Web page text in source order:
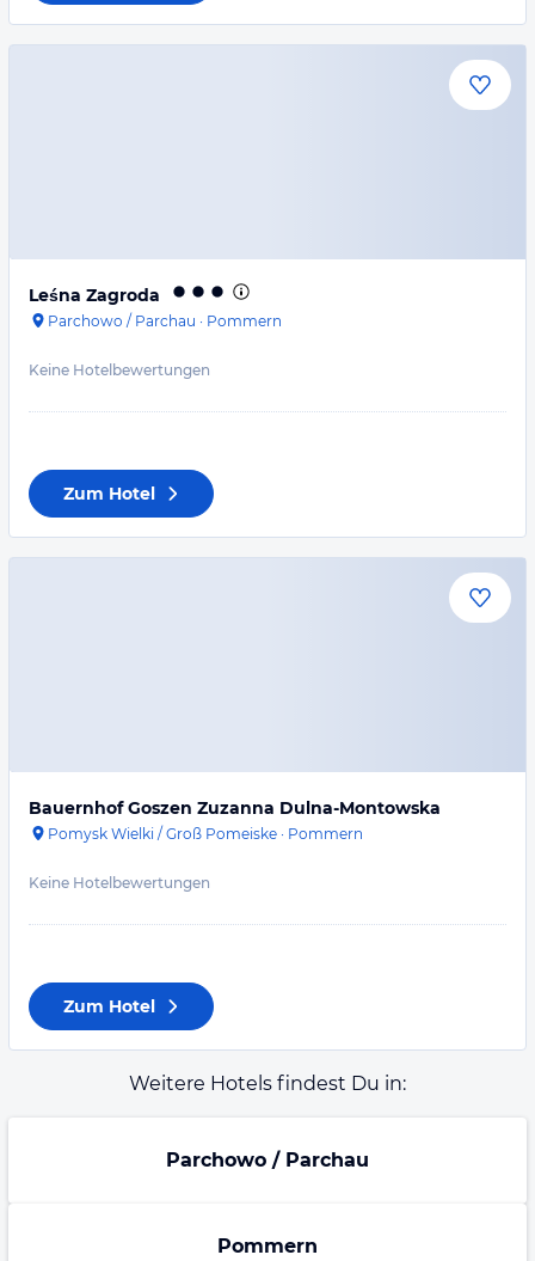
Leśna Zagroda
Parchowo / Parchau · Pommern
Keine Hotelbewertungen
Zum Hotel
Bauernhof Goszen Zuzanna Dulna-Montowska
Pomysk Wielki / Groß Pomeiske · Pommern
Keine Hotelbewertungen
Zum Hotel
Weitere Hotels findest Du in:
Parchowo / Parchau
Pommern